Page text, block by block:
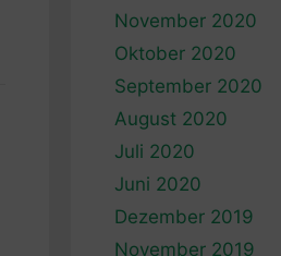
November 2020
Oktober 2020
September 2020
August 2020
Juli 2020
Juni 2020
Dezember 2019
November 2019